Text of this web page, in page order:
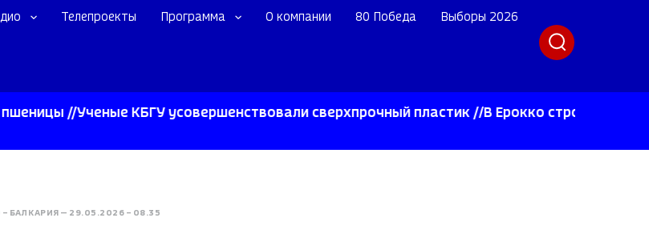
Телепроекты Программа О компании 80 Победа Выборы 2026
Ученые КБГУ усовершенствовали сверхпрочный пластик //В Ерокко строят
БАЛКАРИЯ — 29.05.2026 – 08.35